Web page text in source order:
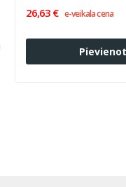
26,63 € e-veikala cena